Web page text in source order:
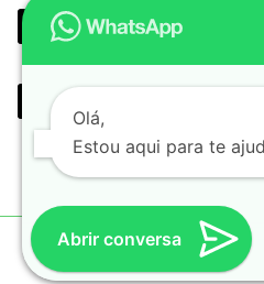
Telefone
(44) 3090-6513 (44)
Whatsapp
(44) 9 9898-0330 (44) 9
(44) 9 8405-5694 (44)
Olá,
Estou aqui para te
Abrir conversa